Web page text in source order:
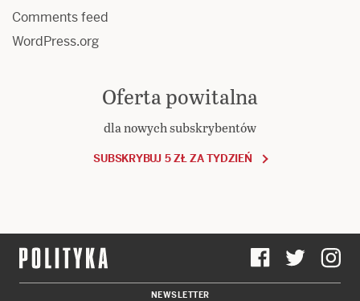
Comments feed
WordPress.org
Oferta powitalna
dla nowych subskrybentów
SUBSKRYBUJ 5 ZŁ ZA TYDZIEŃ
NEWSLETTER